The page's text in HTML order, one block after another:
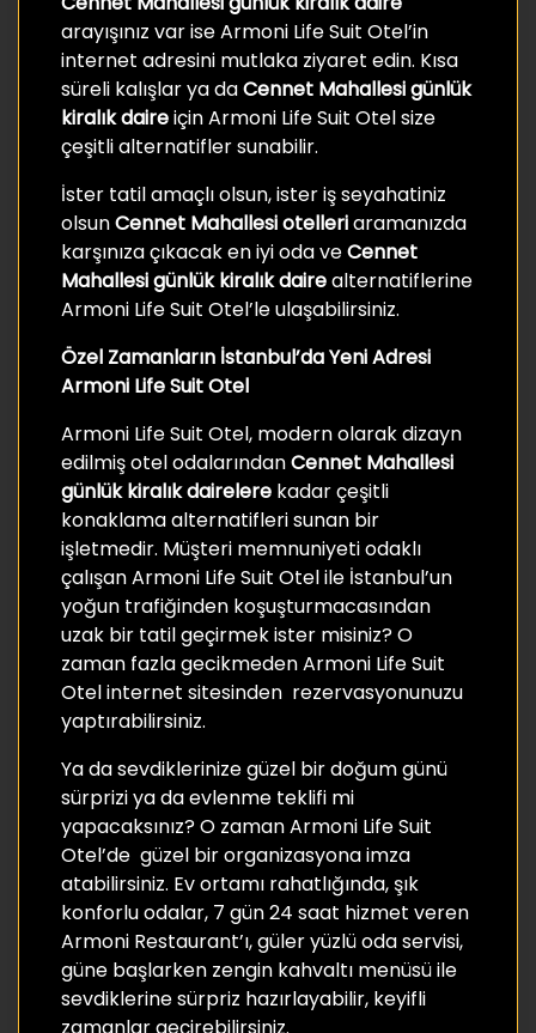
arayışınız var ise Armoni Life Suit Otel’in
internet adresini mutlaka ziyaret edin. Kısa
süreli kalışlar ya daCennet Mahallesi günlük
kiralık daireiçin Armoni Life Suit Otel size
çeşitli alternatifler sunabilir.
İster tatil amaçlı olsun, ister iş seyahatiniz
olsunCennet Mahallesi otelleriaramanızda
karşınıza çıkacak en iyi oda veCennet
Mahallesi günlük kiralık dairealternatiflerine
Armoni Life Suit Otel’le ulaşabilirsiniz.
Özel Zamanların İstanbul’da Yeni Adresi
Armoni Life Suit Otel
Armoni Life Suit Otel, modern olarak dizayn
edilmiş otel odalarındanCennet Mahallesi
günlük kiralıkdairelere kadar çeşitli
konaklama alternatifleri sunan bir
işletmedir. Müşteri memnuniyeti odaklı
çalışan Armoni Life Suit Otel ile İstanbul’un
yoğun trafiğinden koşuşturmacasından
uzak bir tatil geçirmek ister misiniz? O
zaman fazla gecikmeden Armoni Life Suit
Otel internet sitesinden rezervasyonunuzu
yaptırabilirsiniz.
Ya da sevdiklerinize güzel bir doğum günü
sürprizi ya da evlenme teklifi mi
yapacaksınız? O zaman Armoni Life Suit
Otel’de güzel bir organizasyona imza
atabilirsiniz. Ev ortamı rahatlığında, şık
konforlu odalar, 7 gün 24 saat hizmet veren
Armoni Restaurant’ı, güler yüzlü oda servisi,
güne başlarken zengin kahvaltı menüsü ile
sevdiklerine sürpriz hazırlayabilir, keyifli
zamanlar geçirebilirsiniz.